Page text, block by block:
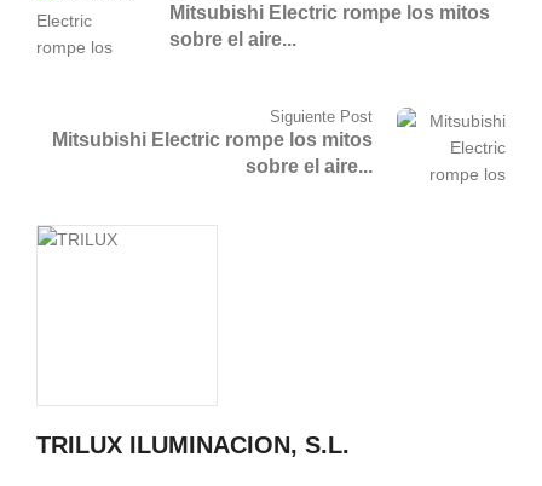
Mitsubishi Electric rompe los mitos
sobre el aire...
Siguiente Post
Mitsubishi Electric rompe los mitos
sobre el aire...
TRILUX ILUMINACION, S.L.